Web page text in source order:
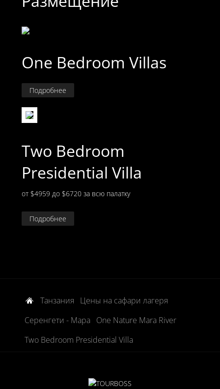
One Bedroom Villas
Подробнее
Two Bedroom
Presidential Villa
от $4959 до $6720 за всю палатку
Подробнее
Танзания
Цены на сафари лагеря
Серенгети - Мара
One Nature Mara River
Two Bedroom Presidential Villa